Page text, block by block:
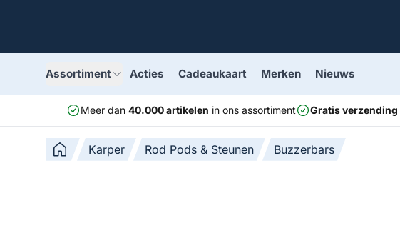
Assortiment Acties Cadeaukaart Merken Nieuws
Meer dan 40.000 artikelen in ons assortiment Gratis verzending
Karper Rod Pods & Steunen Buzzerbars